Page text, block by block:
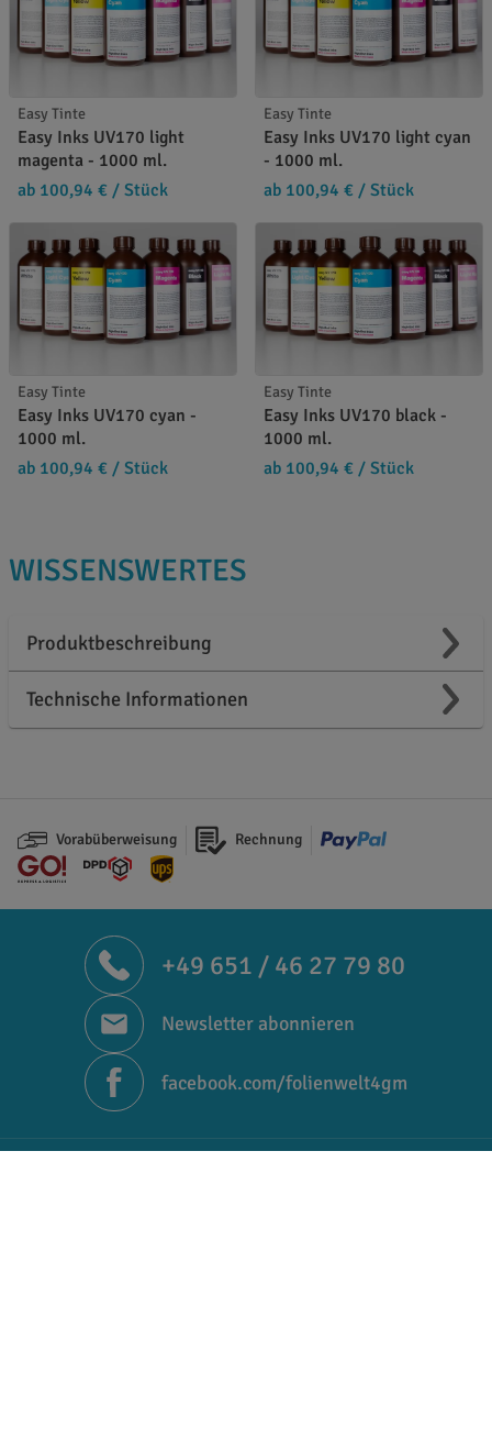
Easy Tinte
Easy Inks UV170 light
magenta - 1000 ml.
ab 100,94 € / Stück
Easy Tinte
Easy Inks UV170 light cyan
- 1000 ml.
ab 100,94 € / Stück
Easy Tinte
Easy Inks UV170 cyan -
1000 ml.
ab 100,94 € / Stück
Easy Tinte
Easy Inks UV170 black -
1000 ml.
ab 100,94 € / Stück
WISSENSWERTES
Produktbeschreibung
Technische Informationen
Vorabüberweisung Rechnung
+49 651 / 46 27 79 80
Newsletter abonnieren
facebook.com/folienwelt4gm